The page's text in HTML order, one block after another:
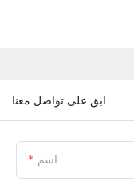
ابق على تواصل معنا
اسم